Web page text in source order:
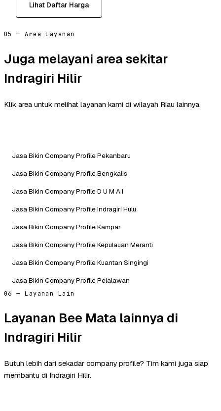
Lihat Daftar Harga
05 — Area Layanan
Juga melayani area sekitar
Indragiri Hilir
Klik area untuk melihat layanan kami di wilayah Riau lainnya.
Jasa Bikin Company Profile Pekanbaru
Jasa Bikin Company Profile Bengkalis
Jasa Bikin Company Profile D U M A I
Jasa Bikin Company Profile Indragiri Hulu
Jasa Bikin Company Profile Kampar
Jasa Bikin Company Profile Kepulauan Meranti
Jasa Bikin Company Profile Kuantan Singingi
Jasa Bikin Company Profile Pelalawan
06 — Layanan Lain
Layanan Bee Mata lainnya di
Indragiri Hilir
Butuh lebih dari sekadar company profile? Tim kami juga siap
membantu di Indragiri Hilir.